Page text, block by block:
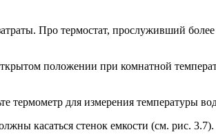
Про термостат, прослуживший более
положении при комнатной
термометр для измерения температуры
касаться стенок емкости (см. рис. 3.7).